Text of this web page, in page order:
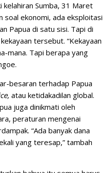
kelahiran Sumba, 31 Maret
soal ekonomi, ada eksploitasi
Papua di satu sisi. Tapi di
tersebut. “Kekayaan
mana. Tapi berapa yang
besaran terhadap Papua
atau ketidakadilan global.
juga dinikmati oleh
peraturan mengenai
“Ada banyak dana
yang teresap,” tambah